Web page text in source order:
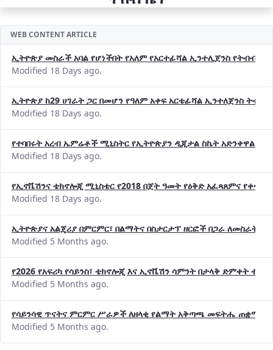
WEB CONTENT ARTICLE
ኢትዮጵያ መስራች አባል የሆነችበት የአለም የአርተፊሻል ኢንተሊጀንስ የትብብር
Modified 18 Days ago.
ኢትዮጵያ ከ29 ሀገራት ጋር በመሆን የዓለም አቀፍ አርቴፊሻል ኢንተለጀንስ
Modified 18 Days ago.
የተባበሩት አረብ ኤምሬቶች ሚኒስትር የኢትዮጵያን ዲጂታል ስኬት አድንቀዋል
Modified 18 Days ago.
የኢኖቬሽንና ቴክኖሎጂ ሚኒስቴር የ2018 በጀት ዓመት የዕቅድ አፈጻጸምና
Modified 18 Days ago.
ኢትዮጵያና አልጄሪያ በምርምር፣ በልማትና በስታርታፕ ዘርፎች በጋራ ለመስራት
Modified 5 Months ago.
የ2026 የአፍሪካ የሳይንስ፣ ቴክኖሎጂ እና ኢኖቬሽን ሳምንት በታላቅ ድምቀት
Modified 5 Months ago.
የሳይንሳዊ ጥናትና ምርምር ሥራዎች ለዘላቂ የልማት አቅጣጫ መፍትሔ ጠቋሚ
Modified 5 Months ago.